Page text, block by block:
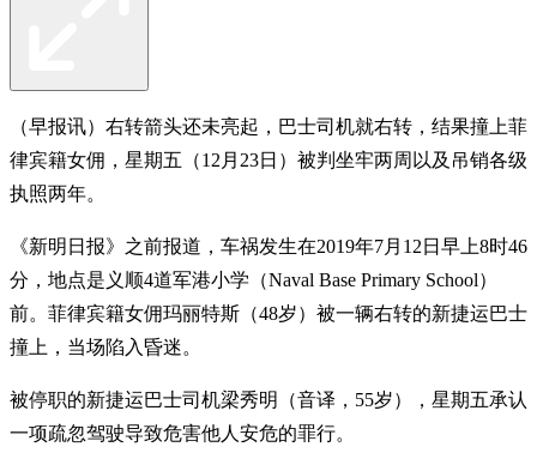
（早报讯）右转箭头还未亮起，巴士司机就右转，结果撞上菲
律宾籍女佣，星期五（12月23日）被判坐牢两周以及吊销各级
执照两年。
《新明日报》之前报道，车祸发生在2019年7月12日早上8时46
分，地点是义顺4道军港小学（Naval Base Primary School）
前。菲律宾籍女佣玛丽特斯（48岁）被一辆右转的新捷运巴士
撞上，当场陷入昏迷。
被停职的新捷运巴士司机梁秀明（音译，55岁），星期五承认
一项疏忽驾驶导致危害他人安危的罪行。